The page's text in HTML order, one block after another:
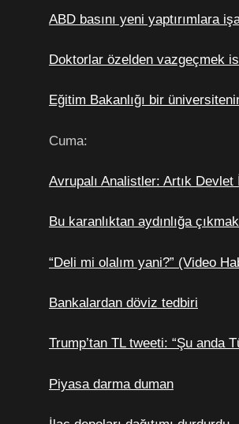
ABD basını yeni yaptırımlara
Doktorlar özelden vazgeçmek
Eğitim Bakanlığı bir
Cuma:
Avrupalı Analistler: Artık Devlet
Bu karanlıktan aydınlığa
“Deli mi olalım yani?” (Video
Bankalardan döviz tedbiri
Trump’tan TL tweeti: “Şu anda
Piyasa darma duman